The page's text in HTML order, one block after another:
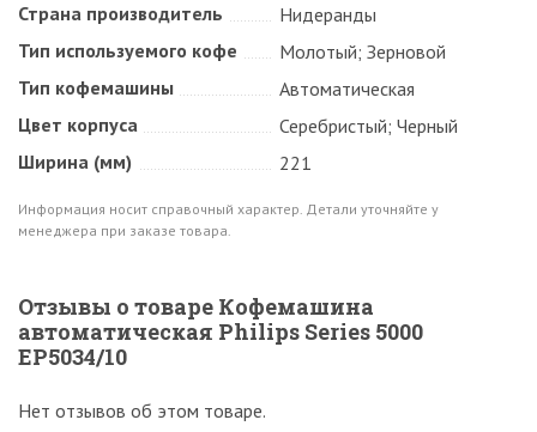
Страна производитель
Нидеранды
Тип используемого кофе
Молотый; Зерновой
Тип кофемашины
Автоматическая
Цвет корпуса
Серебристый; Черный
Ширина (мм)
221
Информация носит справочный характер. Детали уточняйте у
менеджера при заказе товара.
Отзывы о товаре Кофемашина
автоматическая Philips Series 5000
EP5034/10
Нет отзывов об этом товаре.